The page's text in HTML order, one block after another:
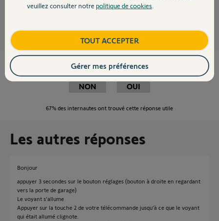
ContactMartial V. il y a plus de 11 ans
Cette réponse vous a-t-elle aidé ?
NON OUI
67% des internautes ont trouvé cette réponse utile
Les autres réponses
Bonjour
appuyer 3 secondes sur le bouton réglages (bouton à droite en regardant
vers la porte de garage)
Le voyant s'allume
Appuyer sur la touche 2 de votre télécommande jusqu’à ce que le voyant
qui était allumé clignote.
veuillez consulter notre politique de cookies
TOUT ACCEPTER
Gérer mes préférences